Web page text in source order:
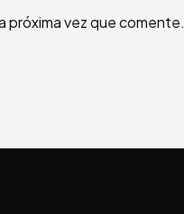
próxima vez que comente.